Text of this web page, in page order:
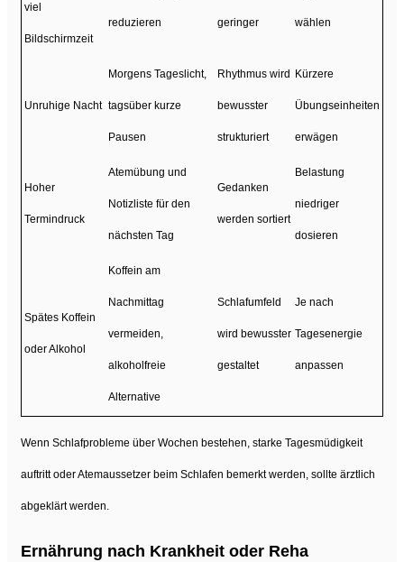
viel
Bildschirmzeit
reduzieren geringer wählen
Unruhige Nacht
Morgens Tageslicht,
tagsüber kurze
Pausen
Rhythmus wird
bewusster
strukturiert
Kürzere
Übungseinheiten
erwägen
Hoher
Termindruck
Atemübung und
Notizliste für den
nächsten Tag
Gedanken
werden sortiert
Belastung
niedriger
dosieren
Spätes Koffein
oder Alkohol
Koffein am
Nachmittag
vermeiden,
alkoholfreie
Alternative
Schlafumfeld
wird bewusster
gestaltet
Je nach
Tagesenergie
anpassen
Wenn Schlafprobleme über Wochen bestehen, starke Tagesmüdigkeit
auftritt oder Atemaussetzer beim Schlafen bemerkt werden, sollte ärztlich
abgeklärt werden.
Ernährung nach Krankheit oder Reha